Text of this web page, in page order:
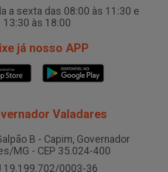
a sexta das 08:00 às 11:30 e
13:30 às 18:00
já nosso APP
Valadares
B - Capim, Governador
MG - CEP 35.024-400
19.199.702/0003-36